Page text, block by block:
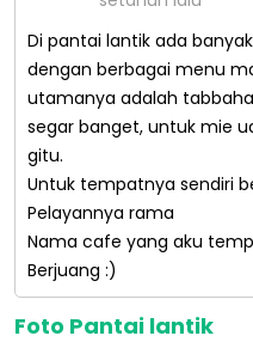
Di pantai lantik ada
dengan berbagai menu
utamanya adalah
segar banget, untuk mie
gitu.
Untuk tempatnya sendiri
Pelayannya rama
Nama cafe yang aku
Berjuang :)
Foto Pantai lantik